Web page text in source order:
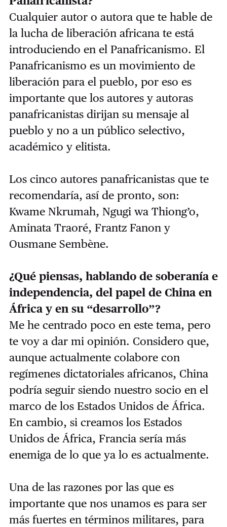
Cualquier autor o autora que te hable de
la lucha de liberación africana te está
introduciendo en el Panafricanismo. El
Panafricanismo es un movimiento de
liberación para el pueblo, por eso es
importante que los autores y autoras
panafricanistas dirijan su mensaje al
pueblo y no a un público selectivo,
académico y elitista.
Los cinco autores panafricanistas que te
recomendaría, así de pronto, son:
Kwame Nkrumah, Ngugi wa Thiong’o,
Aminata Traoré, Frantz Fanon y
Ousmane Sembène.
¿Qué piensas, hablando de soberanía e
independencia, del papel de China en
África y en su “desarrollo”?
Me he centrado poco en este tema, pero
te voy a dar mi opinión. Considero que,
aunque actualmente colabore con
regímenes dictatoriales africanos, China
podría seguir siendo nuestro socio en el
marco de los Estados Unidos de África.
En cambio, si creamos los Estados
Unidos de África, Francia sería más
enemiga de lo que ya lo es actualmente.
Una de las razones por las que es
importante que nos unamos es para ser
más fuertes en términos militares, para